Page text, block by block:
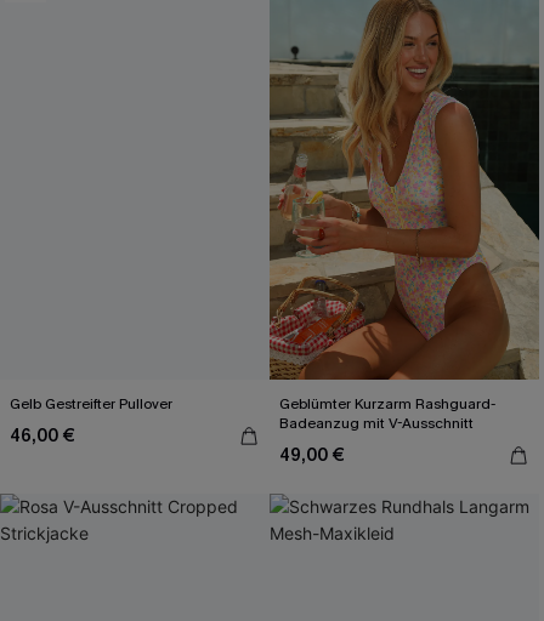
Gelb Gestreifter Pullover
46,00 €
Geblümter Kurzarm Rashguard-
Badeanzug mit V-Ausschnitt
49,00 €